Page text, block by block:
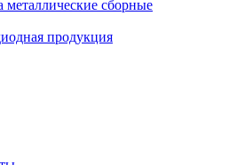
металлические сборные
продукция